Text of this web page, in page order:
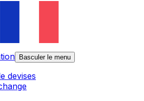
Basculer le menu
devises